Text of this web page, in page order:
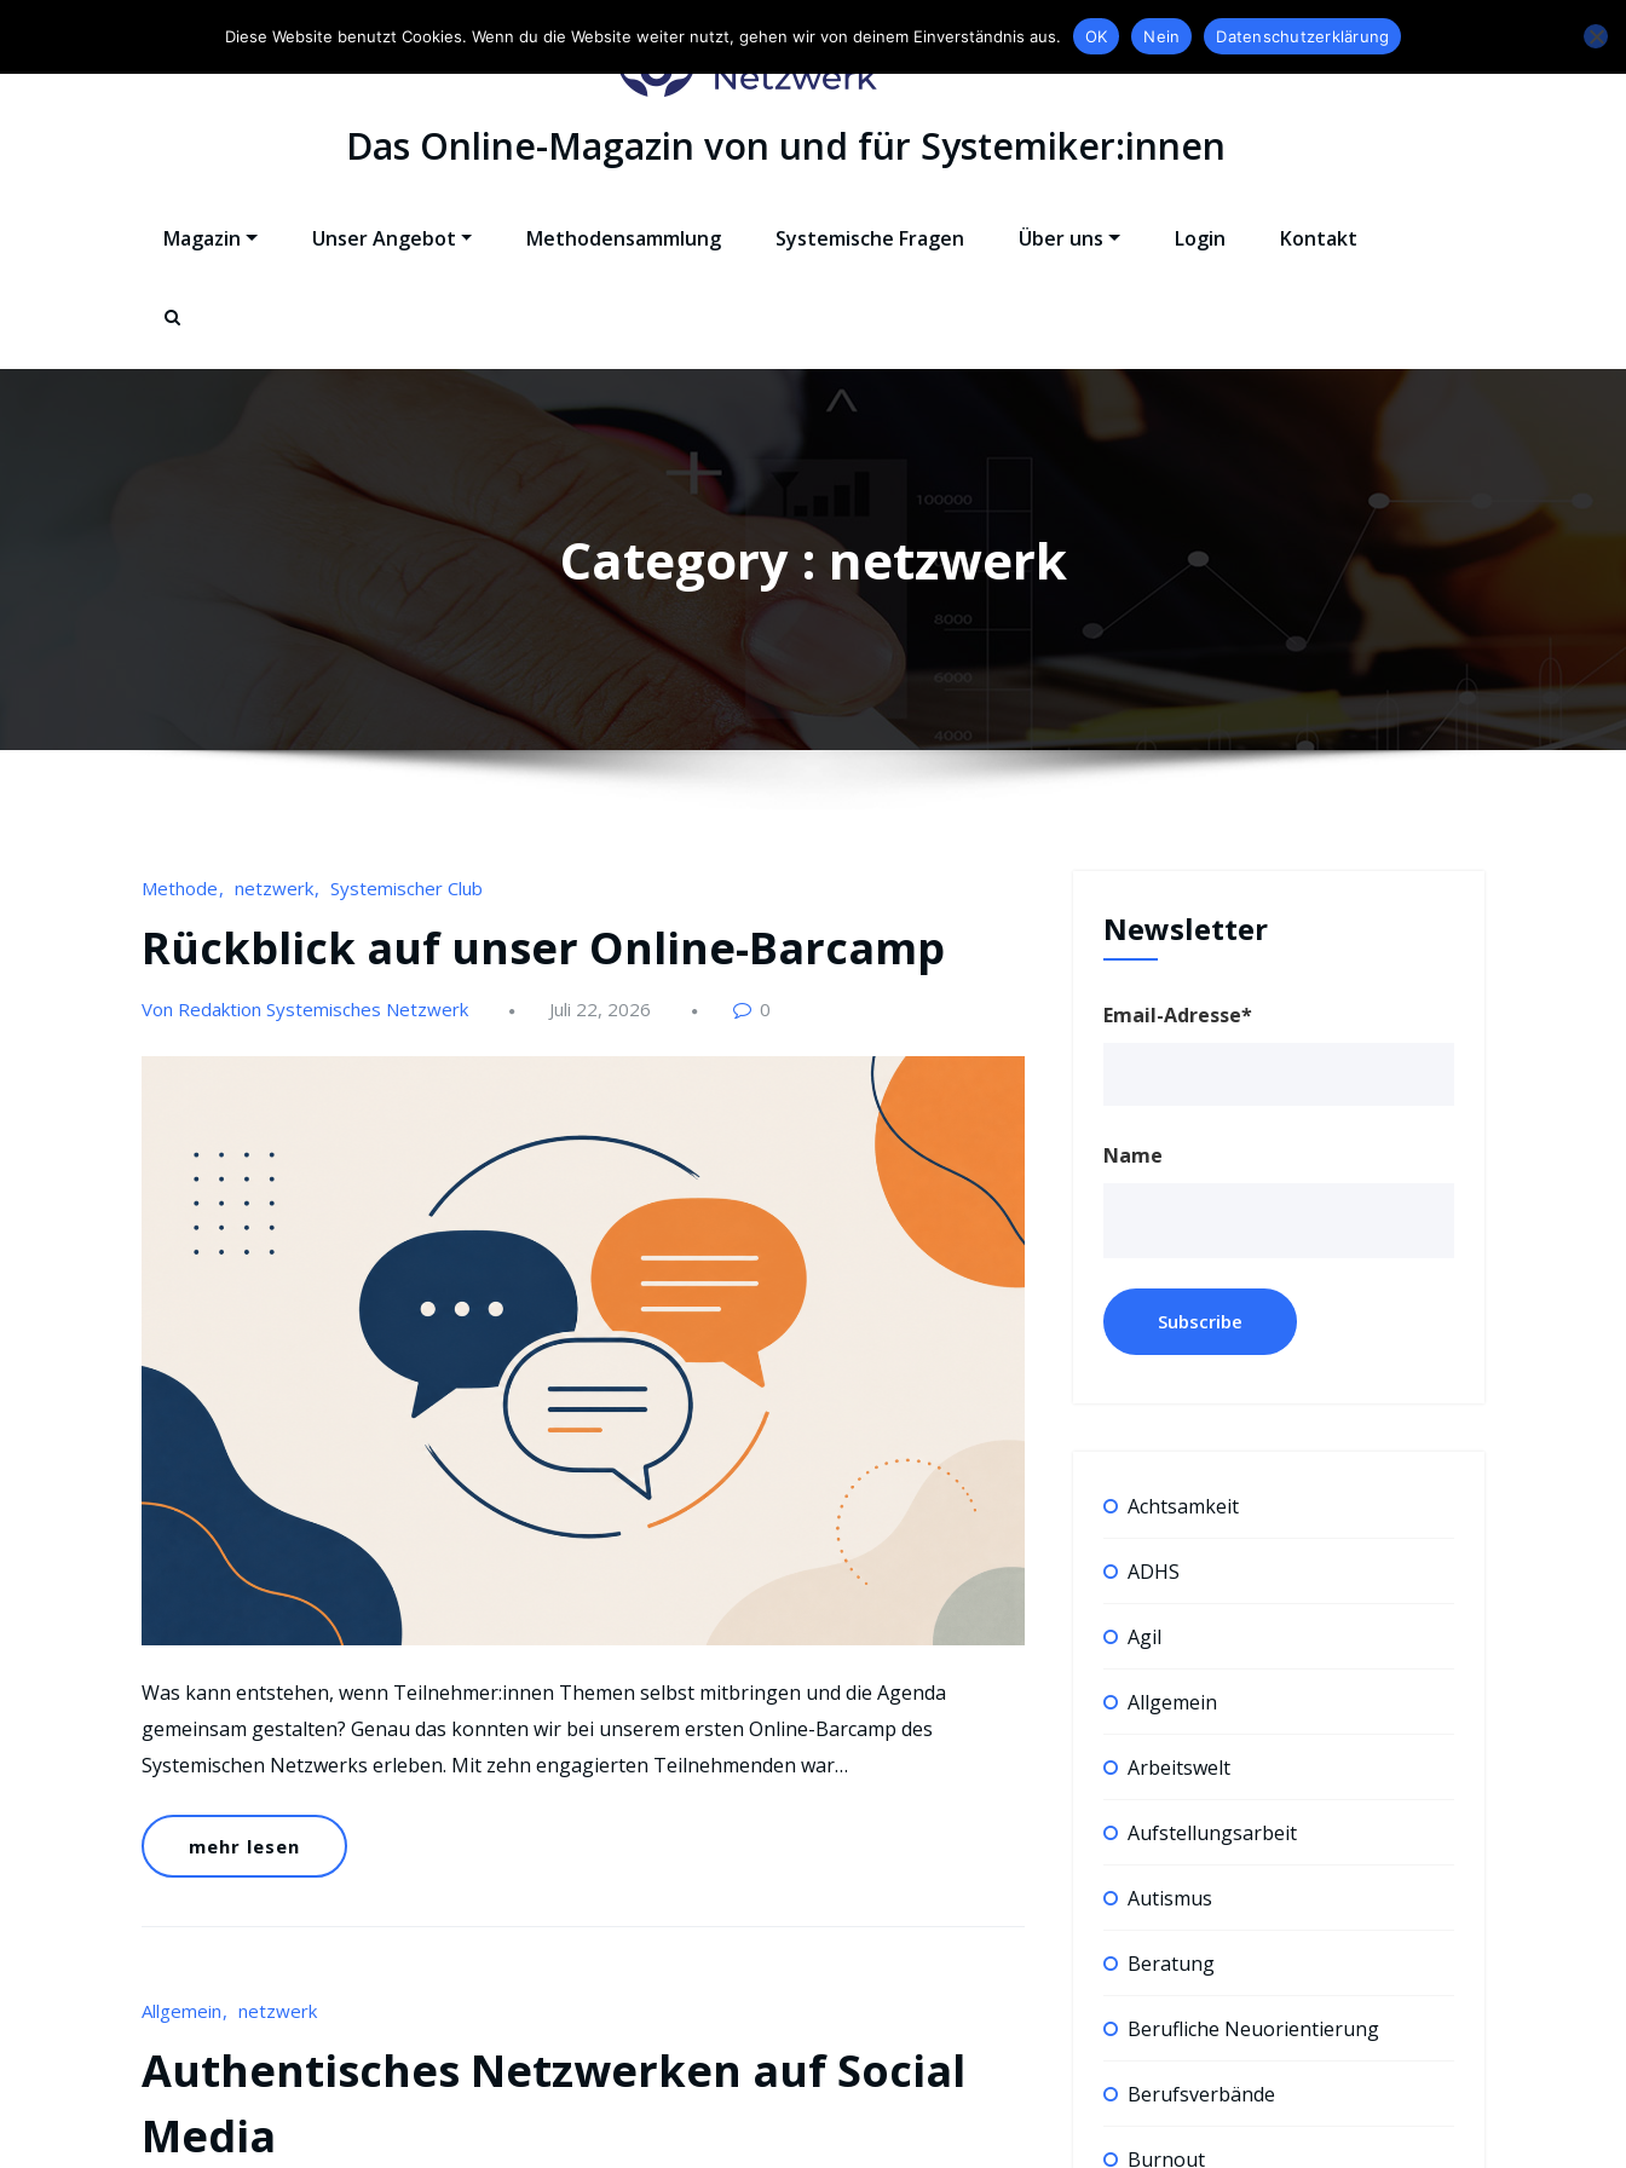
Das Online-Magazin von und für Systemiker:innen
Magazin Unser Angebot Methodensammlung Systemische Fragen Über uns Login Kontakt
Category : netzwerk
Methode netzwerk Systemischer Club
Rückblick auf unser Online-Barcamp
Von Redaktion Systemisches Netzwerk Juli 22, 2026 0
Was kann entstehen, wenn Teilnehmer:innen Themen selbst mitbringen und die Agenda
gemeinsam gestalten? Genau das konnten wir bei unserem ersten Online-Barcamp des
Systemischen Netzwerks erleben. Mit zehn engagierten Teilnehmenden war…
mehr lesen
Allgemein netzwerk
Authentisches Netzwerken auf Social
Media
Newsletter
Email-Adresse*
Name
Achtsamkeit
ADHS
Agil
Allgemein
Arbeitswelt
Aufstellungsarbeit
Autismus
Beratung
Berufliche Neuorientierung
Berufsverbände
Burnout
Diese Website benutzt Cookies. Wenn du die Website weiter nutzt, gehen wir von deinem Einverständnis aus. OK Nein Datenschutzerklärung